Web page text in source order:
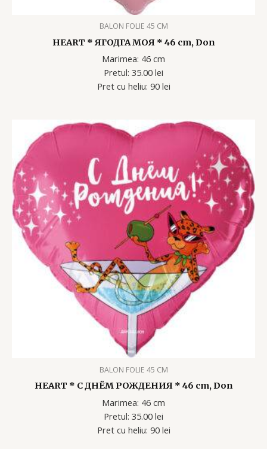
BALON FOLIE 45 CM
HEART * ЯГОДГА МОЯ * 46 cm, Don
Marimea: 46 cm
Pretul: 35.00 lei
Pret cu heliu: 90 lei
BALON FOLIE 45 CM
HEART * С ДНЁМ РОЖДЕНИЯ * 46 cm, Don
Marimea: 46 cm
Pretul: 35.00 lei
Pret cu heliu: 90 lei